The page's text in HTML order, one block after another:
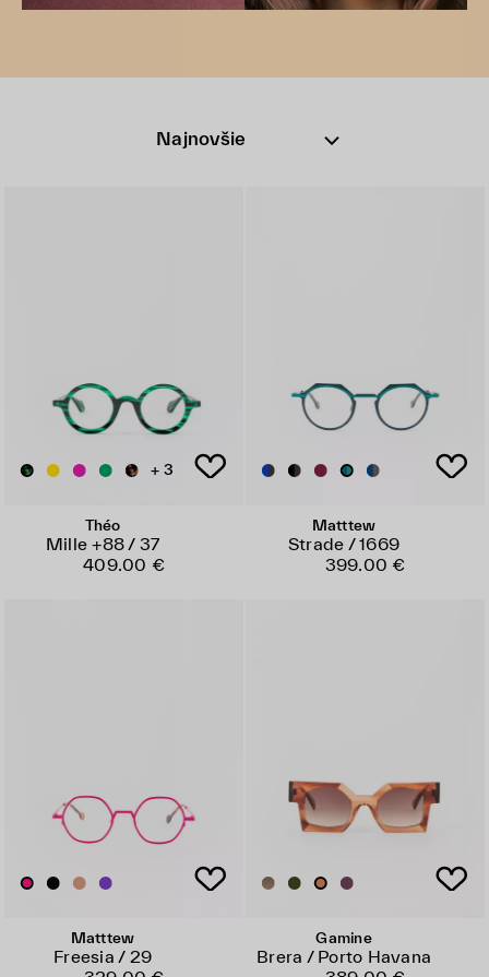
Najnovšie
+ 3
Théo
Mille +88 / 37
409.00 €
Matttew
Strade / 1669
399.00 €
Matttew
Freesia / 29
Gamine
Brera / Porto Havana